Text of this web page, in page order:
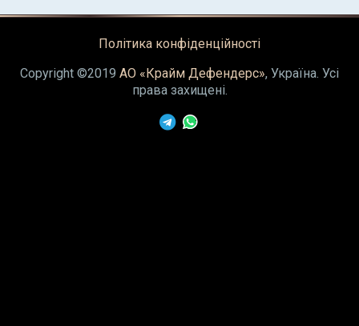
Політика конфіденційності
Copyright ©2019 АО «Крайм Дефендерс», Україна. Усі
права захищені.